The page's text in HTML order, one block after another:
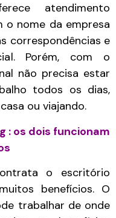
atendimento
o nome da empresa
correspondências e
Porém, com o
não precisa estar
todos os dias,
ou viajando.
: os dois funcionam
o escritório
benefícios. O
trabalhar de onde